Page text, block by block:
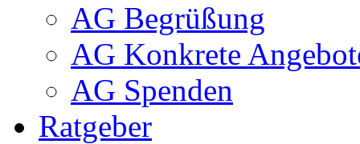
AG Begrüßung
AG Konkrete
AG Spenden
Ratgeber